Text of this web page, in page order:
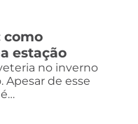
como
estação
no inverno
Apesar de esse